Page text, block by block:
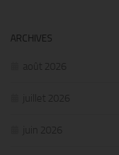
ARCHIVES
août 2026
juillet 2026
juin 2026